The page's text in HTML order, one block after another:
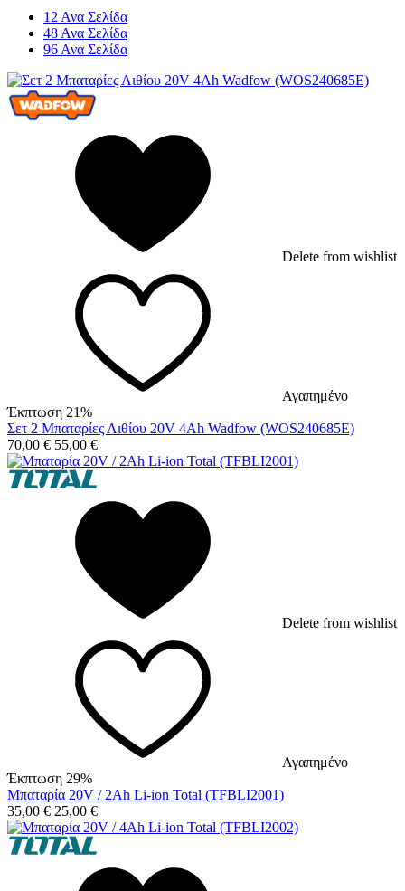
12 Ανα Σελίδα
48 Ανα Σελίδα
96 Ανα Σελίδα
Delete from wishlist
Αγαπημένο
Έκπτωση 21%
Σετ 2 Μπαταρίες Λιθίου 20V 4Ah Wadfow (WOS240685E)
70,00 € 55,00 €
Delete from wishlist
Αγαπημένο
Έκπτωση 29%
Μπαταρία 20V / 2Ah Li-ion Total (TFBLI2001)
35,00 € 25,00 €